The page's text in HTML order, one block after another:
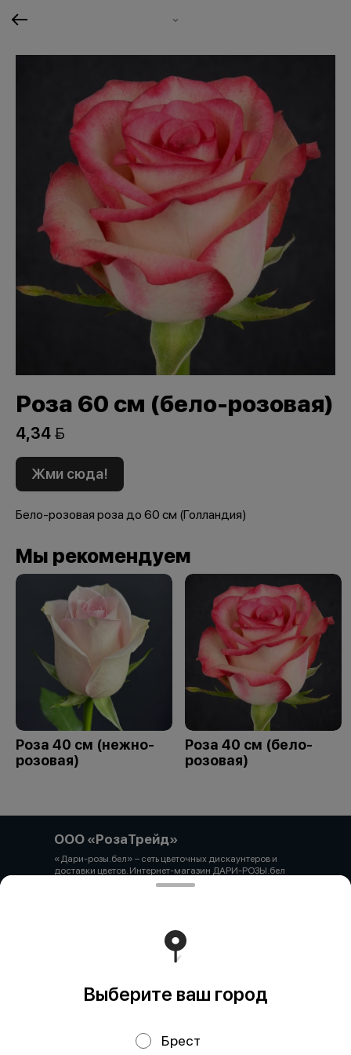
Роза 60 см (бело-розовая)
4,34 
Жми сюда!
Бело-розовая роза до 60 см (Голландия)
Мы рекомендуем
Роза 40 см (нежно-
розовая)
Роза 40 см (бело-
розовая)
ООО «РозаТрейд»
«Дари-розы.бел» – сеть цветочных дискаунтеров и
доставки цветов. Интернет-магазин ДАРИ-РОЗЫ.бел
зарегистрирован 06.12.2021 № 524431 в Торговом
выдано администрацией Первомайского района г.
Витебска от 12.10.2021 УНП 391926869 Мы принимаем
онлайн оплату. ВНИМАНИЕ перед оплатой уточняйте
наличие товара у менеджера.
Выберите ваш город
Брест